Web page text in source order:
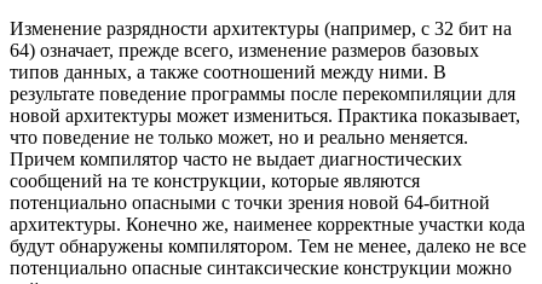
Изменение разрядности архитектуры (например, с 32 бит на
64) означает, прежде всего, изменение размеров базовых
типов данных, а также соотношений между ними. В
результате поведение программы после перекомпиляции для
новой архитектуры может измениться. Практика показывает,
что поведение не только может, но и реально меняется.
Причем компилятор часто не выдает диагностических
сообщений на те конструкции, которые являются
потенциально опасными с точки зрения новой 64-битной
архитектуры. Конечно же, наименее корректные участки кода
будут обнаружены компилятором. Тем не менее, далеко не все
потенциально опасные синтаксические конструкции можно